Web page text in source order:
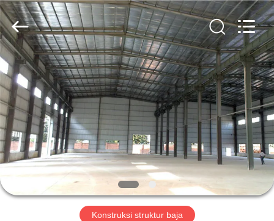
RUMAH
PRODUK
VIDEO
PERTUNJUKAN
VR
KaFa
Fabrication
Co.,
Ltd..
All
Rights
Reserved.
Konstruksi struktur baja